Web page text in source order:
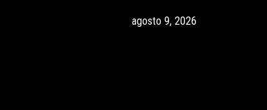
CriptoPorto
agosto 9, 2026